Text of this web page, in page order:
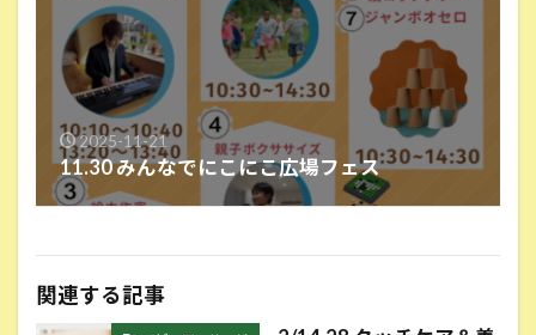
2025-11-21
11.30 みんなでにこにこ広場フェス
関連する記事